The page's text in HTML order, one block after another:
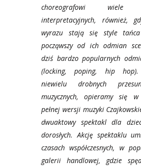
choreografowi wiele
interpretacyjnych, również,
wyrazu stają się style tańca
począwszy od ich odmian
dziś bardzo popularnych
(locking, poping, hip hop).
niewielu drobnych
muzycznych, opieramy się
pełnej wersji muzyki
dwuaktowy spektakl dla
dorosłych.Akcję spektaklu
czasach współczesnych, w
galerii handlowej, gdzie